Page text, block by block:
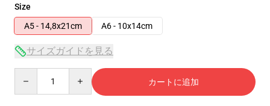
Size
A5 - 14,8x21cm
A6 - 10x14cm
サイズガイドを見る
カートに追加